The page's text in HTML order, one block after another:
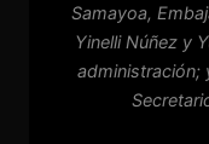
Samayoa,
Yinelli Núñez y
administración;